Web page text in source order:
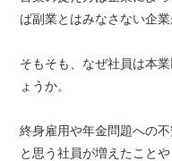
ば副業とはみなさない企業
そもそも、なぜ社員は本
ょうか。
終身雇用や年金問題への
と思う社員が増えたこと